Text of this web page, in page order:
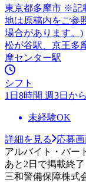
東京都多摩市 ※記
地は原稿内をご参
場合があります。)
松が谷駅、京王多
摩センター駅
シフト
1日8時間 週3日か
未経験OK
詳細を見る
応募
アルバイト・パー
あと2日で掲載終了
三和警備保障株式